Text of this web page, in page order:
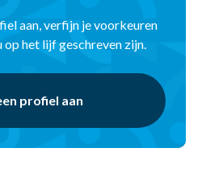
aan, verfijn je voorkeuren
op het lijf geschreven zijn.
profiel aan